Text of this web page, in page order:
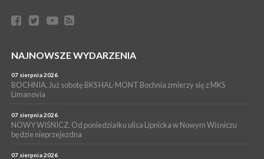
NASZ NEWS. Powstał Komitet Ochrony Ładu
Przestrzennego Miasta Bochnia. To odpowiedź na działania
WYDARZENIA
LIPNICA MUROWANA. Na święcie gminy zagra zespół Kombi
[PROGRAM]
05 sierpnia 2026
GMINA DRWINIA. 45 dzieci będzie się uczyć pływać. Zajęcia
ruszą we wrześniu
NAJNOWSZE WYDARZENIA
07 sierpnia 2026
BOCHNIA. Już sobotę BKS HAL-MONT Bochnia zmierzy się z MKS
Limanovia
07 sierpnia 2026
NOWY WIŚNICZ. Od poniedziałku ulica Lipnicka w Nowym Wiśniczu
będzie nieprzejezdna
07 sierpnia 2026